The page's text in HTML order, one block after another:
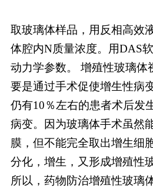
取玻璃体样品，用反相高效
体腔内N质量浓度。用DAS
动力学参数。 增殖性玻璃体
要是通过手术促使增生性病
仍有10％左右的患者术后发
病变。因为玻璃体手术虽然
膜，但不能完全取出增生细
分化，增生，又形成增殖性
所以，药物防治增殖性玻璃